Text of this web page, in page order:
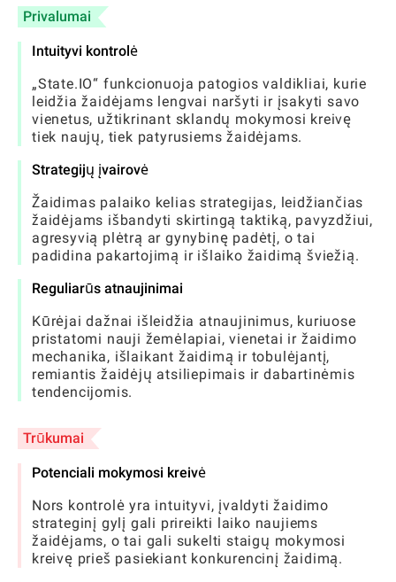
Privalumai
Intuityvi kontrolė
„State.IO“ funkcionuoja patogios valdikliai, kurie
leidžia žaidėjams lengvai naršyti ir įsakyti savo
vienetus, užtikrinant sklandų mokymosi kreivę
tiek naujų, tiek patyrusiems žaidėjams.
Strategijų įvairovė
Žaidimas palaiko kelias strategijas, leidžiančias
žaidėjams išbandyti skirtingą taktiką, pavyzdžiui,
agresyvią plėtrą ar gynybinę padėtį, o tai
padidina pakartojimą ir išlaiko žaidimą šviežią.
Reguliarūs atnaujinimai
Kūrėjai dažnai išleidžia atnaujinimus, kuriuose
pristatomi nauji žemėlapiai, vienetai ir žaidimo
mechanika, išlaikant žaidimą ir tobulėjantį,
remiantis žaidėjų atsiliepimais ir dabartinėmis
tendencijomis.
Trūkumai
Potenciali mokymosi kreivė
Nors kontrolė yra intuityvi, įvaldyti žaidimo
strateginį gylį gali prireikti laiko naujiems
žaidėjams, o tai gali sukelti staigų mokymosi
kreivę prieš pasiekiant konkurencinį žaidimą.